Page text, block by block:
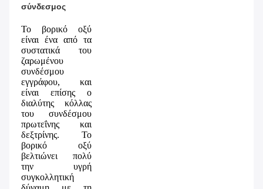
σύνδεσμος
Το βορικό οξύ
είναι ένα από τα
συστατικά του
ζαρωμένου
συνδέσμου
εγγράφου, και
είναι επίσης ο
διαλύτης κόλλας
του συνδέσμου
πρωτεΐνης και
δεξτρίνης. Το
βορικό οξύ
βελτιώνει πολύ
την υγρή
συγκολλητική